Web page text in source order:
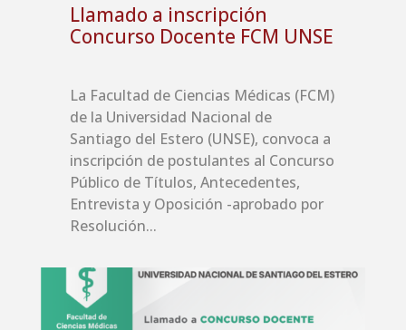
Llamado a inscripción
Concurso Docente FCM UNSE
La Facultad de Ciencias Médicas (FCM)
de la Universidad Nacional de
Santiago del Estero (UNSE), convoca a
inscripción de postulantes al Concurso
Público de Títulos, Antecedentes,
Entrevista y Oposición -aprobado por
Resolución...